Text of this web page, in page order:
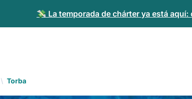
💸 La temporada de chárter ya está
Torba